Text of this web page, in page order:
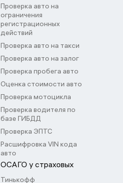
Проверка авто на
ограничения
регистрационных
действий
Проверка авто на такси
Проверка авто на залог
Проверка пробега авто
Оценка стоимости авто
Проверка мотоцикла
Проверка водителя по
базе ГИБДД
Проверка ЭПТС
Расшифровка VIN кода
авто
ОСАГО у страховых
Тинькофф